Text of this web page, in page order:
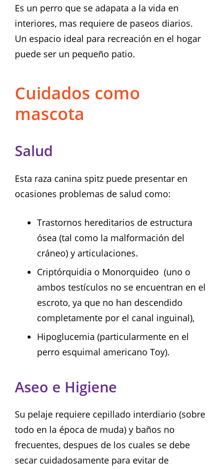
Es un perro que se adapata a la vida en
interiores, mas requiere de paseos diarios.
Un espacio ideal para recreación en el hogar
puede ser un pequeño patio.
Cuidados como
mascota
Salud
Esta raza canina spitz puede presentar en
ocasiones problemas de salud como:
Trastornos hereditarios de estructura
ósea (tal como la malformación del
cráneo) y articulaciones.
Criptórquidia o Monorquideo (uno o
ambos testículos no se encuentran en el
escroto, ya que no han descendido
completamente por el canal inguinal),
Hipoglucemia (particularmente en el
perro esquimal americano Toy).
Aseo e Higiene
Su pelaje requiere cepillado interdiario (sobre
todo en la época de muda) y baños no
frecuentes, despues de los cuales se debe
secar cuidadosamente para evitar de